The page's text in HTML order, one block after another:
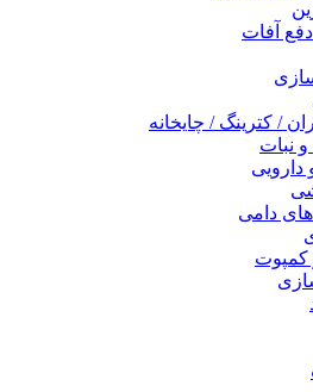
آفات
/ کترینگ / چایخانه
نبات
های دامی
کمپوت